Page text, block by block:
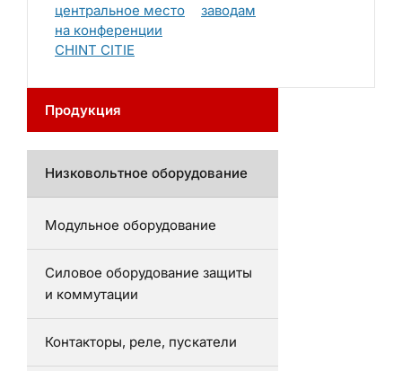
центральное место
на конференции
CHINT CITIE
заводам
Продукция
Низковольтное оборудование
Модульное оборудование
Силовое оборудование защиты
и коммутации
Контакторы, реле, пускатели